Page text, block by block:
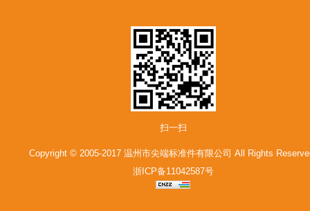
扫一扫
Copyright © 2005-2017 温州市尖端标准件有限公司 All Rights
浙ICP备11042587号